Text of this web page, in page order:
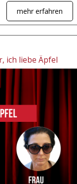
mehr erfahren
ich liebe Äpfel